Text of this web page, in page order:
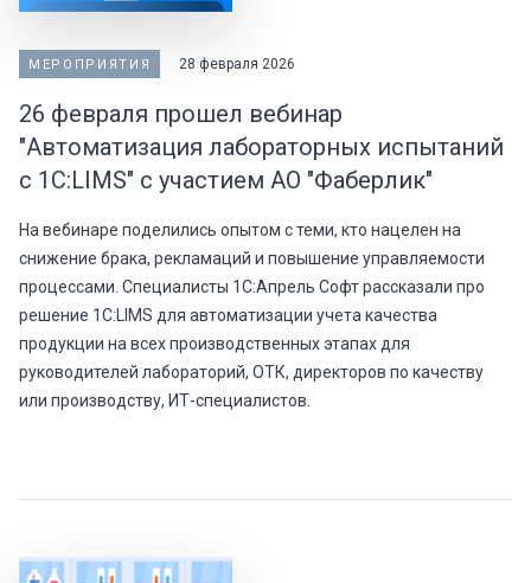
МЕРОПРИЯТИЯ 28 февраля 2026
26 февраля прошел вебинар
"Автоматизация лабораторных испытаний
с 1С:LIMS" с участием АО "Фаберлик"
На вебинаре поделились опытом с теми, кто нацелен на
снижение брака, рекламаций и повышение управляемости
процессами. Специалисты 1С:Апрель Софт рассказали про
решение 1С:LIMS для автоматизации учета качества
продукции на всех производственных этапах для
руководителей лабораторий, ОТК, директоров по качеству
или производству, ИТ-специалистов.